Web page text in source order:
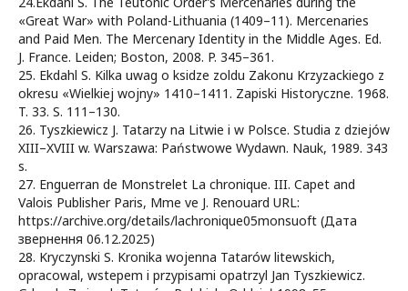
«Great War» with Poland-Lithuania (1409–11). Mercenaries
and Paid Men. The Mercenary Identity in the Middle Ages. Ed.
J. France. Leiden; Boston, 2008. P. 345–361.
25. Ekdahl S. Kilka uwag o ksidze zoldu Zakonu Krzyzackiego z
okresu «Wielkiej wojny» 1410–1411. Zapiski Historyczne. 1968.
T. 33. S. 111–130.
26. Tyszkiewicz J. Tatarzy na Litwie i w Polsce. Studia z dziejów
XIII–XVIII w. Warszawa: Państwowe Wydawn. Nauk, 1989. 343
s.
27. Enguerran de Monstrelet La chronique. III. Capet and
Valois Publisher Paris, Mme ve J. Renouard URL:
https://archive.org/details/lachronique05monsuoft (Дата
звернення 06.12.2025)
28. Kryczynski S. Kronika wojenna Tatarów litewskich,
opracowal, wstepem i przypisami opatrzyl Jan Tyszkiewicz.